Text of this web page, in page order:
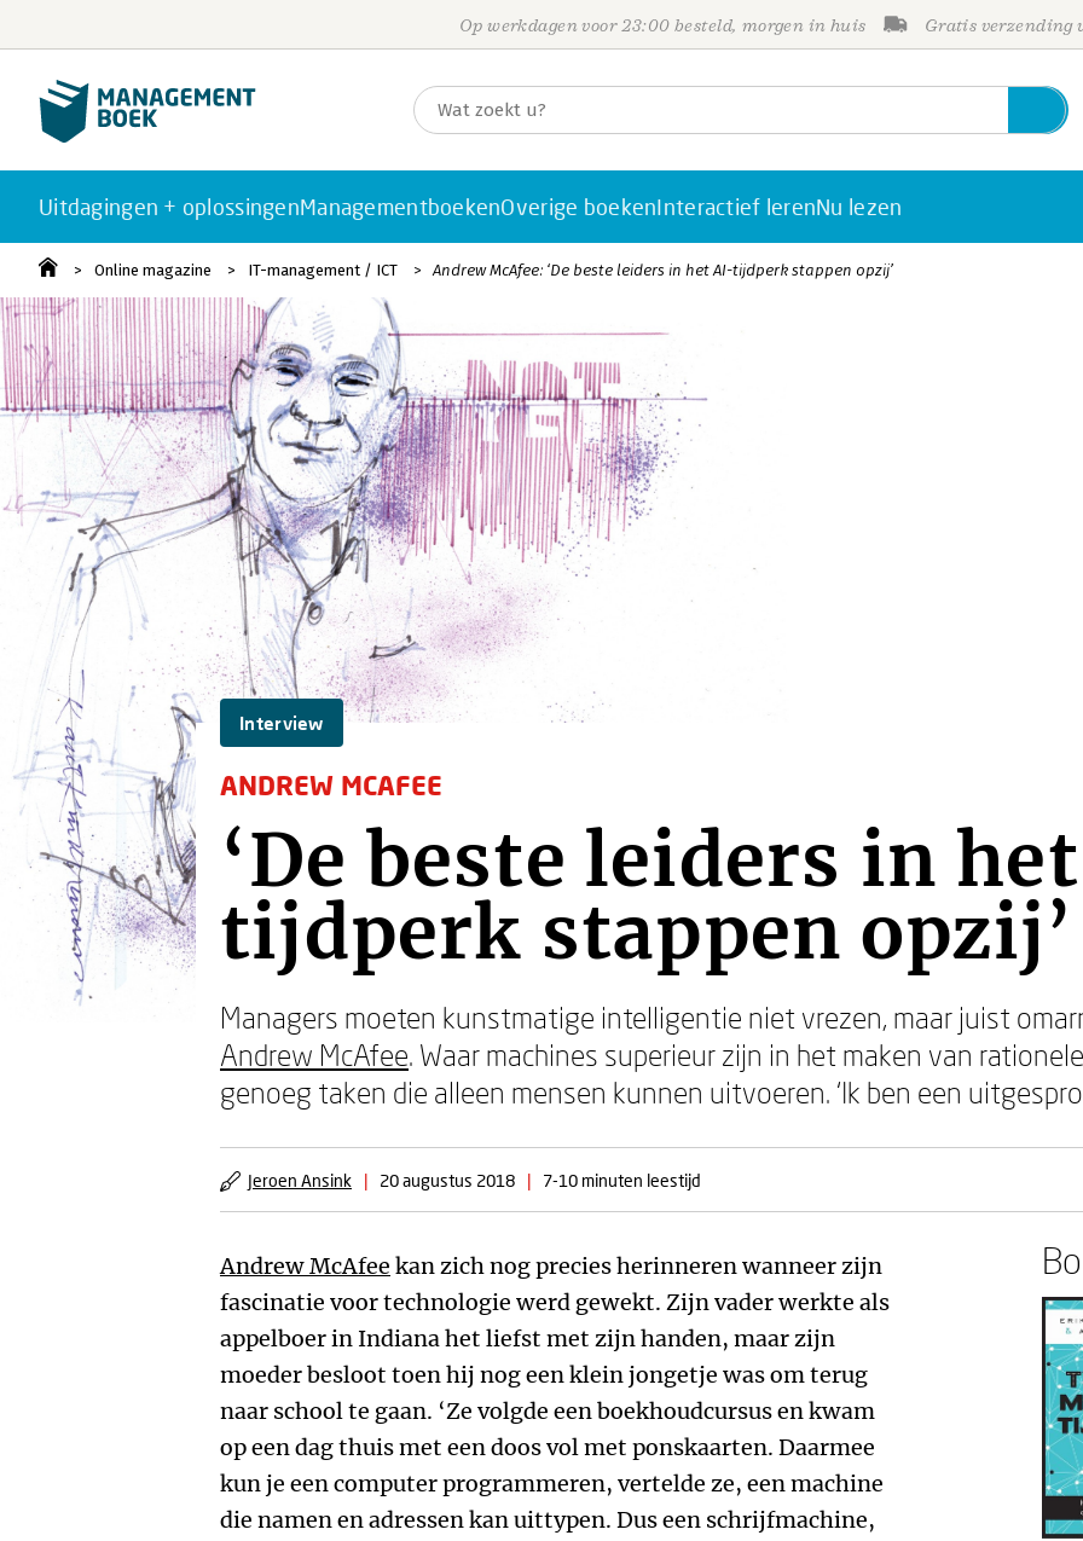
Op werkdagen voor 23:00 besteld, morgen in huis Gratis verzending
Uitdagingen + oplossingenManagementboekenOverige boekenInteractief lerenNu lezen
Online magazine IT-management / ICT Andrew McAfee: ‘De beste leiders in het AI-tijdperk stappen opzij’
Interview
ANDREW MCAFEE
‘De beste leiders in
tijdperk stappen opzij’
Managers moeten kunstmatige intelligentie niet vrezen, maar juist
Andrew McAfee. Waar machines superieur zijn in het maken van
genoeg taken die alleen mensen kunnen uitvoeren. ‘Ik ben een
Jeroen Ansink | 20 augustus 2018 | 7-10 minuten leestijd
Andrew McAfee kan zich nog precies herinneren wanneer zijn
fascinatie voor technologie werd gewekt. Zijn vader werkte als
appelboer in Indiana het liefst met zijn handen, maar zijn
moeder besloot toen hij nog een klein jongetje was om terug
naar school te gaan. ‘Ze volgde een boekhoudcursus en kwam
op een dag thuis met een doos vol met ponskaarten. Daarmee
kun je een computer programmeren, vertelde ze, een machine
die namen en adressen kan uittypen. Dus een schrijfmachine,